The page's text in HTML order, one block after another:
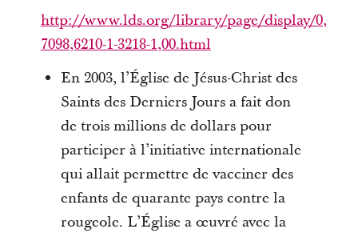
http://www.lds.org/library/page/display/0,
7098,6210-1-3218-1,00.html
En 2003, l’Église de Jésus-Christ des
Saints des Derniers Jours a fait don
de trois millions de dollars pour
participer à l’initiative internationale
qui allait permettre de vacciner des
enfants de quarante pays contre la
rougeole. L’Église a œuvré avec la